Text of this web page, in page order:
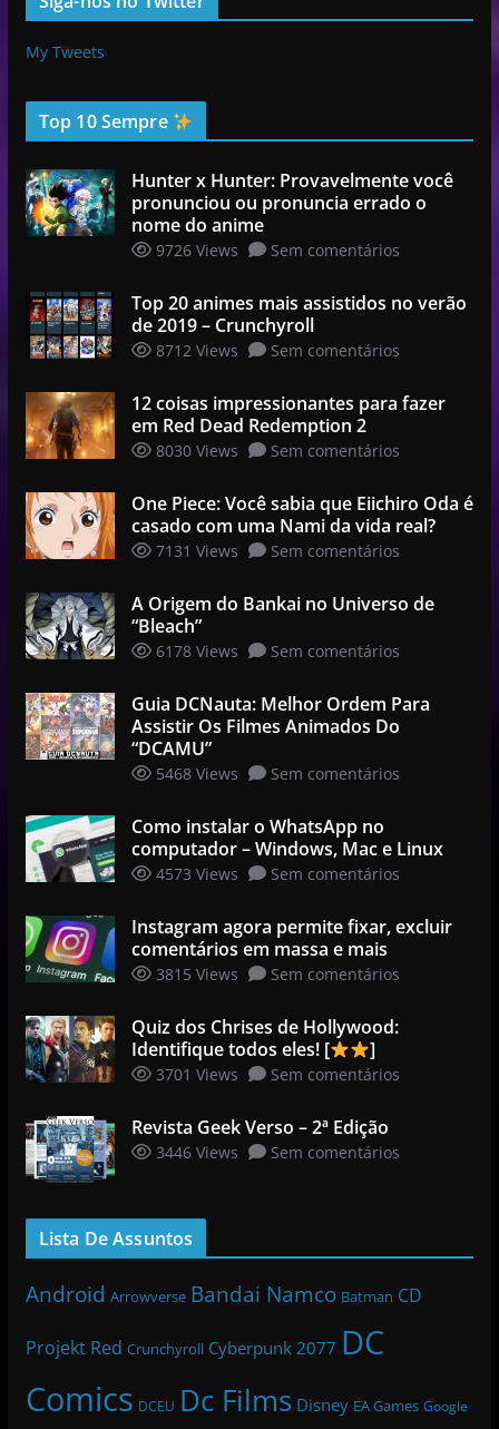
My Tweets
Top 10 Sempre
Hunter x Hunter: Provavelmente você
pronunciou ou pronuncia errado o
nome do anime
9726 Views Sem comentários
Top 20 animes mais assistidos no verão
de 2019 – Crunchyroll
8712 Views Sem comentários
12 coisas impressionantes para fazer
em Red Dead Redemption 2
8030 Views Sem comentários
One Piece: Você sabia que Eiichiro Oda é
casado com uma Nami da vida real?
7131 Views Sem comentários
A Origem do Bankai no Universo de
“Bleach”
6178 Views Sem comentários
Guia DCNauta: Melhor Ordem Para
Assistir Os Filmes Animados Do
“DCAMU”
5468 Views Sem comentários
Como instalar o WhatsApp no
computador – Windows, Mac e Linux
4573 Views Sem comentários
Instagram agora permite fixar, excluir
comentários em massa e mais
3815 Views Sem comentários
Quiz dos Chrises de Hollywood:
Identifique todos eles! [
]
3701 Views Sem comentários
Revista Geek Verso – 2ª Edição
3446 Views Sem comentários
Lista De Assuntos
Android Arrowverse Bandai Namco Batman CD
Projekt Red Crunchyroll Cyberpunk 2077 DC
Comics DCEU Dc Films Disney EA Games Google